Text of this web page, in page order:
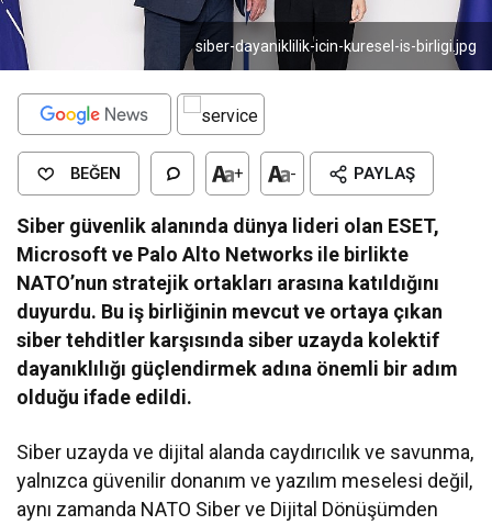
siber-dayaniklilik-icin-kuresel-is-birligi.jpg
BEĞEN + - PAYLAŞ
Siber güvenlik alanında dünya lideri olan ESET,
Microsoft ve Palo Alto Networks ile birlikte
NATO’nun stratejik ortakları arasına katıldığını
duyurdu. Bu iş birliğinin mevcut ve ortaya çıkan
siber tehditler karşısında siber uzayda kolektif
dayanıklılığı güçlendirmek adına önemli bir adım
olduğu ifade edildi.
Siber uzayda ve dijital alanda caydırıcılık ve savunma,
yalnızca güvenilir donanım ve yazılım meselesi değil,
aynı zamanda NATO Siber ve Dijital Dönüşümden